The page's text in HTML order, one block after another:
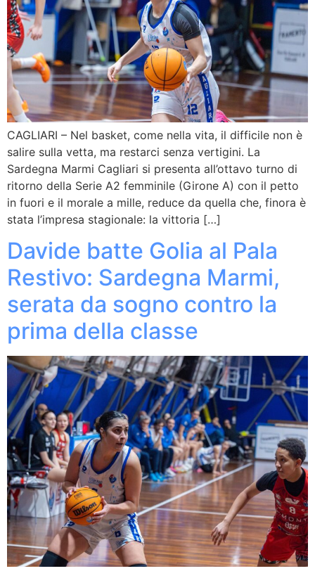
CAGLIARI – Nel basket, come nella vita, il difficile non è
salire sulla vetta, ma restarci senza vertigini. La
Sardegna Marmi Cagliari si presenta all’ottavo turno di
ritorno della Serie A2 femminile (Girone A) con il petto
in fuori e il morale a mille, reduce da quella che, finora è
stata l’impresa stagionale: la vittoria […]
Davide batte Golia al Pala
Restivo: Sardegna Marmi,
serata da sogno contro la
prima della classe